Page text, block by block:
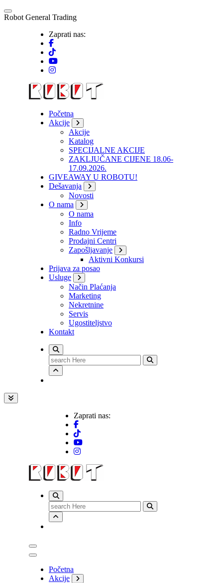
Skip
to
Robot General Trading
Zaprati nas:
Početna
Akcije
Akcije
Katalog
SPECIJALNE AKCIJE
ZAKLJUČANE CIJENE 18.06-
17.09.2026.
GIVEAWAY U ROBOTU!
Dešavanja
Novosti
O nama
O nama
Info
Radno Vrijeme
Prodajni Centri
Zapošljavanje
Aktivni Konkursi
Prijava za posao
Usluge
Način Plaćanja
Marketing
Nekretnine
Servis
Ugostiteljstvo
Kontakt
Search
for:
Zaprati nas:
Search
for:
Početna
Akcije